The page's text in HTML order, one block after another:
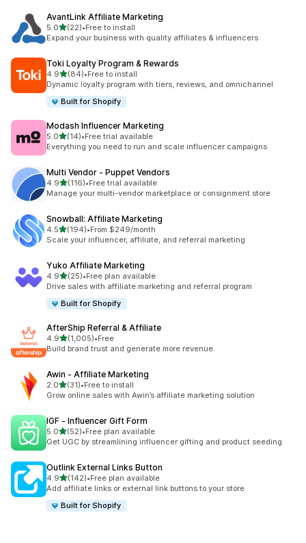
AvantLink Affiliate Marketing
5.05つ星中
(22)
合計レビュー数：22件
•Free to install
Expand your business with quality affiliates & influencers
Toki Loyalty Program & Rewards
4.95つ星中
(84)
合計レビュー数：84件
•Free to install
Dynamic loyalty program with tiers, reviews, and omnichannel
Built for Shopify
Modash Influencer Marketing
5.05つ星中
(14)
合計レビュー数：14件
•Free trial available
Everything you need to run and scale influencer campaigns
Multi Vendor ‑ Puppet Vendors
4.95つ星中
(116)
合計レビュー数：116件
•Free trial available
Manage your multi-vendor marketplace or consignment store
Snowball: Affiliate Marketing
4.55つ星中
(194)
合計レビュー数：194件
•From $249/month
Scale your influencer, affiliate, and referral marketing
Yuko Affiliate Marketing
4.95つ星中
(25)
合計レビュー数：25件
•Free plan available
Drive sales with affiliate marketing and referral program
Built for Shopify
AfterShip Referral & Affiliate
4.95つ星中
(1,005)
合計レビュー数：1005件
•Free
Build brand trust and generate more revenue.
Awin ‑ Affiliate Marketing
2.05つ星中
(31)
合計レビュー数：31件
•Free to install
Grow online sales with Awin’s affiliate marketing solution
IGF ‑ Influencer Gift Form
5.05つ星中
(52)
合計レビュー数：52件
•Free plan available
Get UGC by streamlining influencer gifting and product seeding
Outlink External Links Button
4.95つ星中
(142)
合計レビュー数：142件
•Free plan available
Add affiliate links or external link buttons to your store
Built for Shopify